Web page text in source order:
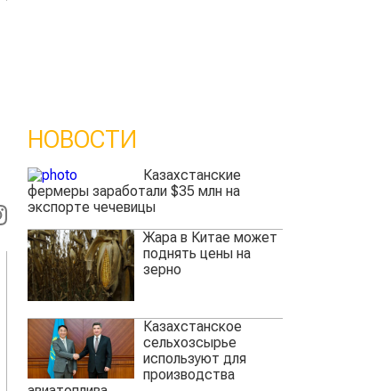
НОВОСТИ
Казахстанские
фермеры заработали $35 млн на
экспорте чечевицы
Жара в Китае может
поднять цены на
зерно
Казахстанское
сельхозсырье
используют для
производства